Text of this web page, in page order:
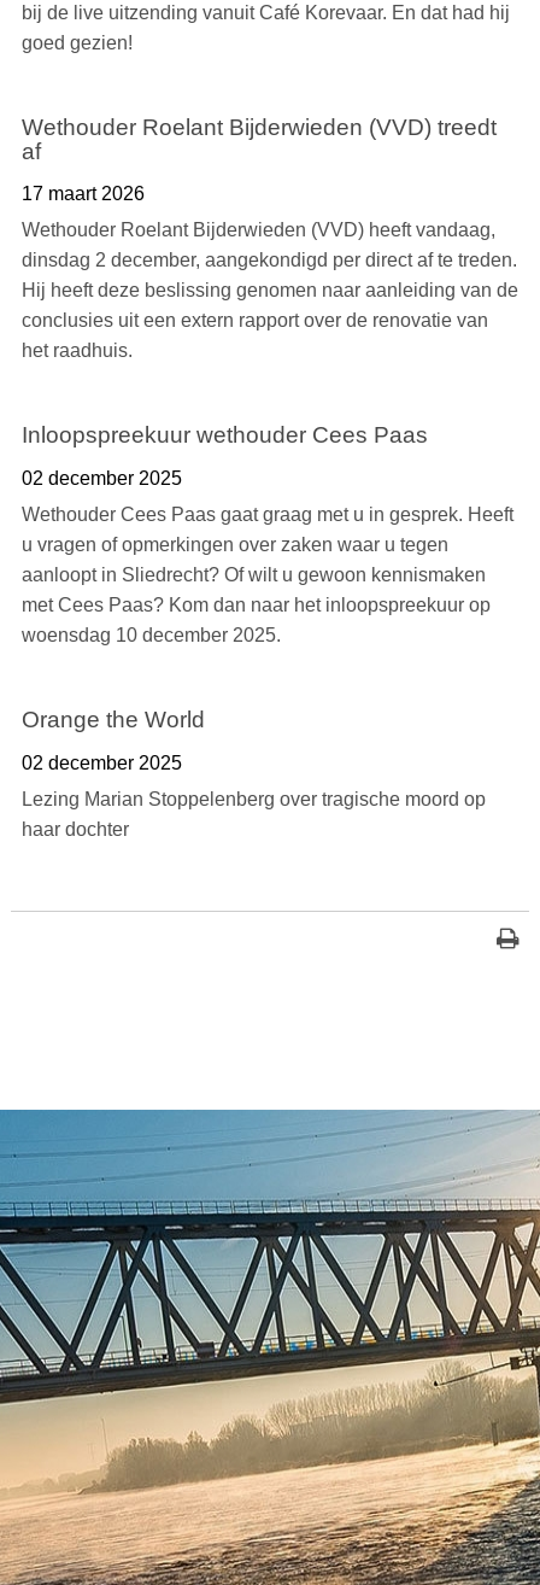
bij de live uitzending vanuit Café Korevaar. En dat had hij
goed gezien!
Wethouder Roelant Bijderwieden (VVD) treedt
af
17 maart 2026
Wethouder Roelant Bijderwieden (VVD) heeft vandaag,
dinsdag 2 december, aangekondigd per direct af te treden.
Hij heeft deze beslissing genomen naar aanleiding van de
conclusies uit een extern rapport over de renovatie van
het raadhuis.
Inloopspreekuur wethouder Cees Paas
02 december 2025
Wethouder Cees Paas gaat graag met u in gesprek. Heeft
u vragen of opmerkingen over zaken waar u tegen
aanloopt in Sliedrecht? Of wilt u gewoon kennismaken
met Cees Paas? Kom dan naar het inloopspreekuur op
woensdag 10 december 2025.
Orange the World
02 december 2025
Lezing Marian Stoppelenberg over tragische moord op
haar dochter